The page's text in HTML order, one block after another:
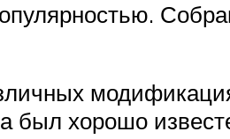
был хорошо